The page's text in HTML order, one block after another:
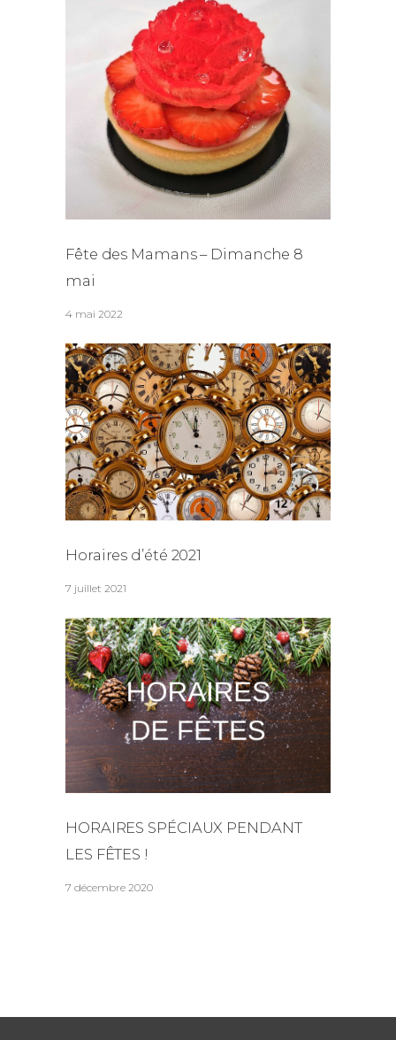
Fête des Mamans – Dimanche 8
mai
4 mai 2022
Horaires d’été 2021
7 juillet 2021
HORAIRES SPÉCIAUX PENDANT
LES FÊTES !
7 décembre 2020